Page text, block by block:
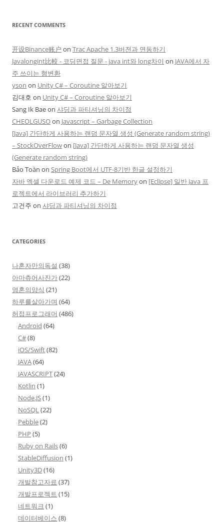
RECENT COMMENTS
开设Binance账户 on Trac Apache 1.3버젼과 연동하기
Javalongint比較 - 코딩면접 질문 - java int와 long차이 on JAVA에서 자
주 쓰이는 형변환
yson on Unity C# – Coroutine 알아보기
김대호 on Unity C# – Coroutine 알아보기
Sang Ik Baeon 샤딩과 파티셔닝의 차이점
CHEOLGUSOon Javascript – Garbage Collection
[Java] 간단하게 사용하는 랜덤 문자열 생성 (Generate random string)
– StockOverFlowon [Java] 간단하게 사용하는 랜덤 문자열 생성
(Generate random string)
Bảo Toàn on Spring Boot에서 UTF-8기반 한글 설정하기
자바 엑셀 다운로드 예제 코드 – De Memoryon [Eclipse] 일반 Java 프
로젝트에서 라이브러리 추가하기
고건주 on 샤딩과 파티셔닝의 차이점
CATEGORIES
나혼자만의독설 (38)
아마츄어사진가(22)
영혼의양식 (21)
하루를살아가며 (64)
허접프로그래머 (486)
Android (64)
C#(8)
iOS/Swift(82)
JAVA(64)
JAVASCRIPT(24)
Kotlin (1)
Node.JS(1)
NoSQL(22)
Pebble(2)
PHP (5)
Ruby on Rails(6)
StableDiffusion (1)
Unity3D(16)
개발참고자료 (37)
개발프로젝트 (15)
네트워크 (1)
데이터베이스 (8)